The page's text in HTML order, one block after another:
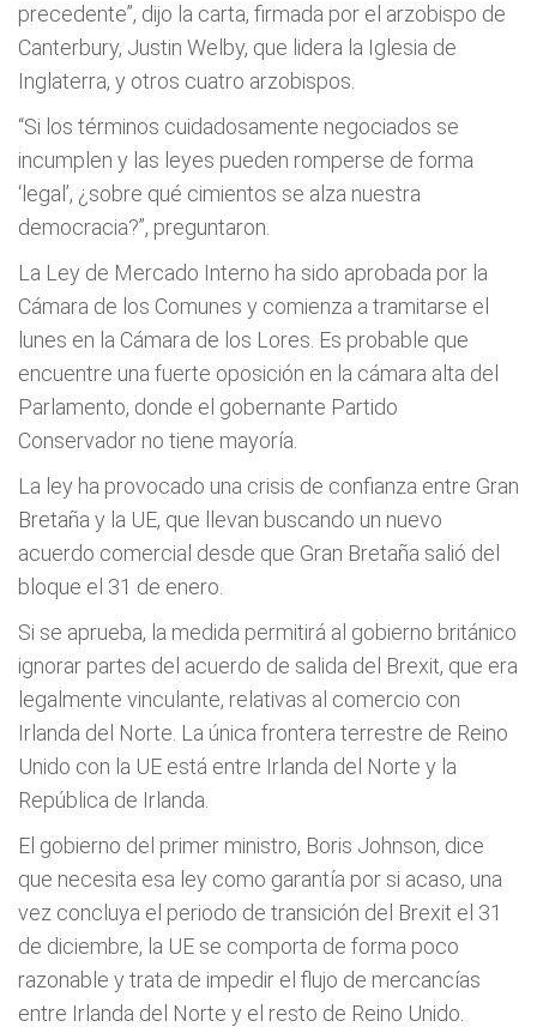
precedente”, dijo la carta, firmada por el arzobispo de
Canterbury, Justin Welby, que lidera la Iglesia de
Inglaterra, y otros cuatro arzobispos.
“Si los términos cuidadosamente negociados se
incumplen y las leyes pueden romperse de forma
‘legal’, ¿sobre qué cimientos se alza nuestra
democracia?”, preguntaron.
La Ley de Mercado Interno ha sido aprobada por la
Cámara de los Comunes y comienza a tramitarse el
lunes en la Cámara de los Lores. Es probable que
encuentre una fuerte oposición en la cámara alta del
Parlamento, donde el gobernante Partido
Conservador no tiene mayoría.
La ley ha provocado una crisis de confianza entre Gran
Bretaña y la UE, que llevan buscando un nuevo
acuerdo comercial desde que Gran Bretaña salió del
bloque el 31 de enero.
Si se aprueba, la medida permitirá al gobierno británico
ignorar partes del acuerdo de salida del Brexit, que era
legalmente vinculante, relativas al comercio con
Irlanda del Norte. La única frontera terrestre de Reino
Unido con la UE está entre Irlanda del Norte y la
República de Irlanda.
El gobierno del primer ministro, Boris Johnson, dice
que necesita esa ley como garantía por si acaso, una
vez concluya el periodo de transición del Brexit el 31
de diciembre, la UE se comporta de forma poco
razonable y trata de impedir el flujo de mercancías
entre Irlanda del Norte y el resto de Reino Unido.